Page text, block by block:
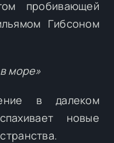
пробивающей
Гибсоном
море»
в далеком
новые